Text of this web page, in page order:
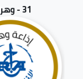
31 - وهران